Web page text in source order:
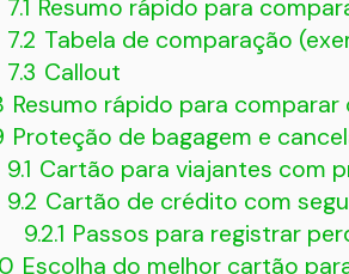
7.1 Resumo rápido para
7.2 Tabela de comparação
7.3 Callout
Resumo rápido para
Proteção de bagagem e
9.1 Cartão para viajantes com
9.2 Cartão de crédito com
9.2.1 Passos para registrar
Escolha do melhor cartão